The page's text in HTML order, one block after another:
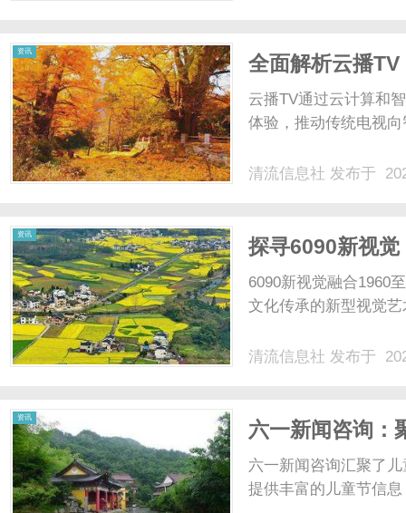
资讯
全面解析云播
云播TV通过云计算和
体验，推动传统电视
清流信息社 发布于
资讯
探寻6090新视
6090新视觉融合1960
文化传承的新型视觉
清流信息社 发布于
资讯
六一新闻咨询：
六一新闻咨询汇聚了
提供丰富的儿童节信